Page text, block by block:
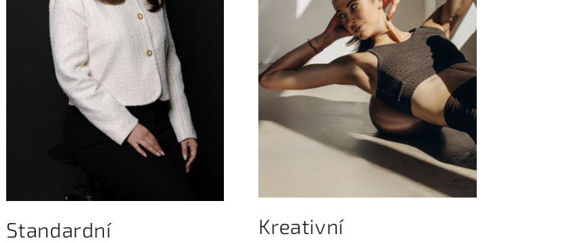
Standardní Kreativní